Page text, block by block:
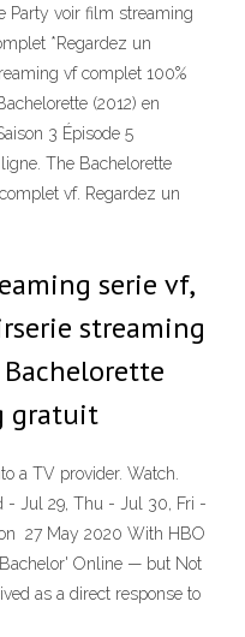
Party voir film streaming
*Regardez un
vf complet 100%
(2012) en
3 Épisode 5
The Bachelorette
vf. Regardez un
serie vf,
streaming
gratuit
a TV provider. Watch.
- Jul 29, Thu - Jul 30, Fri -
27 May 2020 With HBO
Online — but Not
as a direct response to